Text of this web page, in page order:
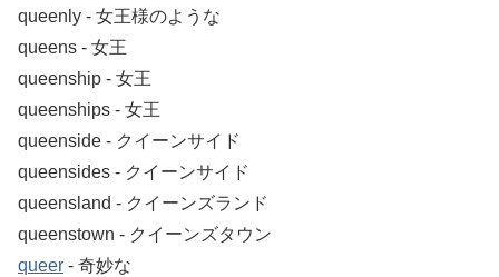
queenly ‐ 女王様のような
queens ‐ 女王
queenship ‐ 女王
queenships ‐ 女王
queenside ‐ クイーンサイド
queensides ‐ クイーンサイド
queensland ‐ クイーンズランド
queenstown ‐ クイーンズタウン
queer ‐ 奇妙な